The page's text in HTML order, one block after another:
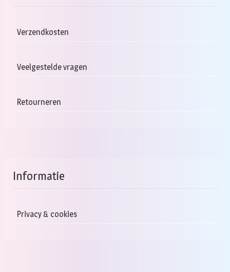
Verzendkosten
Veelgestelde vragen
Retourneren
Informatie
Privacy & cookies